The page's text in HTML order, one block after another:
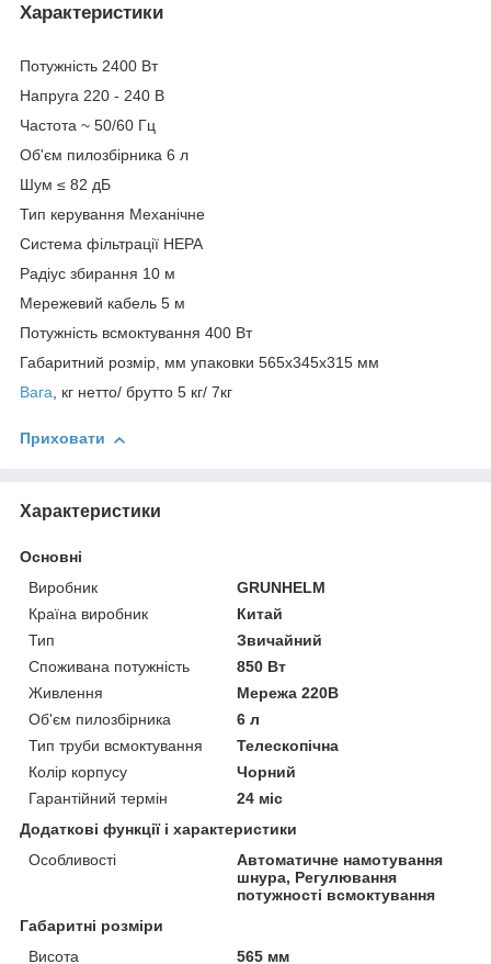
Характеристики
Потужність 2400 Вт
Напруга 220 - 240 В
Частота ~ 50/60 Гц
Об'єм пилозбірника 6 л
Шум ≤ 82 дБ
Тип керування Механічне
Система фільтрації HEPA
Радіус збирання 10 м
Мережевий кабель 5 м
Потужність всмоктування 400 Вт
Габаритний розмір, мм упаковки 565х345х315 мм
Вага, кг нетто/ брутто 5 кг/ 7кг
Приховати
Характеристики
Основні
Виробник
GRUNHELM
Країна виробник
Китай
Тип
Звичайний
Споживана потужність
850 Вт
Живлення
Мережа 220В
Об'єм пилозбірника
6 л
Тип труби всмоктування
Телескопічна
Колір корпусу
Чорний
Гарантійний термін
24 міс
Додаткові функції і характеристики
Особливості
Автоматичне намотування
шнура, Регулювання
потужності всмоктування
Габаритні розміри
Висота
565 мм